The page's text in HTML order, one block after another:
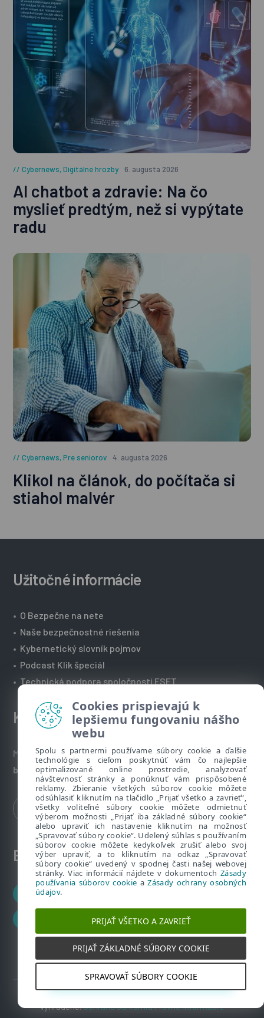
Cybernews,Digitálne hrozby 6. augusta 2026
AI chatbot a zdravie: Na čo
myslieť predtým, než si vypýtate
radu
Cybernews,Pre seniorov 4. augusta 2026
Klikol na článok, do počítača si
stiahol malvér
Užitočné informácie
• O Bezpečne na nete
• Naše bezpečnostné riešenia
• Kybernetický slovník pojmov
• Podcast Klik špeciál
• Technická podpora spoločnosti ESET
Kontakt
Máte nezodpovedané otázky? Napíšte nám:
bezpecnenanete@eset.sk
ESET zákaznícka zóna
Zákaznícke centrum
ESET HOME
2019 – 2026 Copyright © ESET, spol. s r.o. Všetky práva
vyhradené.Ochrana súkromiaPrávne informácie
Cookies prispievajú k
lepšiemu fungovaniu nášho
webu
Spolu s partnermi používame súbory cookie a ďalšie
technológie s cieľom poskytnúť vám čo najlepšie
optimalizované online prostredie, analyzovať
návštevnosť stránky a ponúknuť vám prispôsobené
reklamy. Zbieranie všetkých súborov cookie môžete
odsúhlasiť kliknutím na tlačidlo „Prijať všetko a zavrieť“,
všetky voliteľné súbory cookie môžete odmietnuť
výberom možnosti „Prijať iba základné súbory cookie“
alebo upraviť ich nastavenie kliknutím na možnosť
„Spravovať súbory cookie“. Udelený súhlas s používaním
súborov cookie môžete kedykoľvek zrušiť alebo svoj
výber upraviť, a to kliknutím na odkaz „Spravovať
súbory cookie“ uvedený v spodnej časti našej webovej
stránky. Viac informácií nájdete v dokumentoch Zásady
používania súborov cookie aZásady ochrany osobných
údajov.
PRIJAŤ VŠETKO A ZAVRIEŤ
PRIJAŤ ZÁKLADNÉ SÚBORY COOKIE
SPRAVOVAŤ SÚBORY COOKIE